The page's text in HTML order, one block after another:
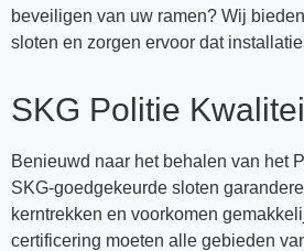
beveiligen van uw ramen? Wij
sloten en zorgen ervoor dat
SKG Politie
Benieuwd naar het behalen van het
SKG-goedgekeurde sloten
kerntrekken en voorkomen
certificering moeten alle gebieden